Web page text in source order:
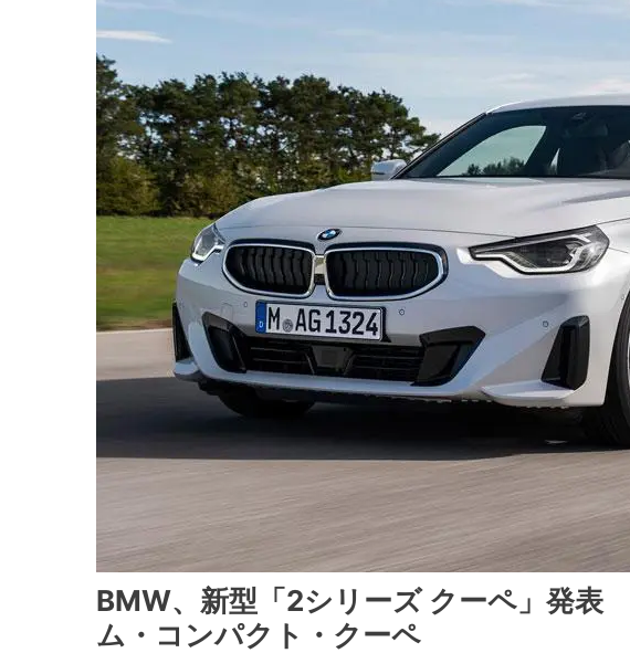
BMW、新型「2シリーズ クーペ」発表
ム・コンパクト・クーペ